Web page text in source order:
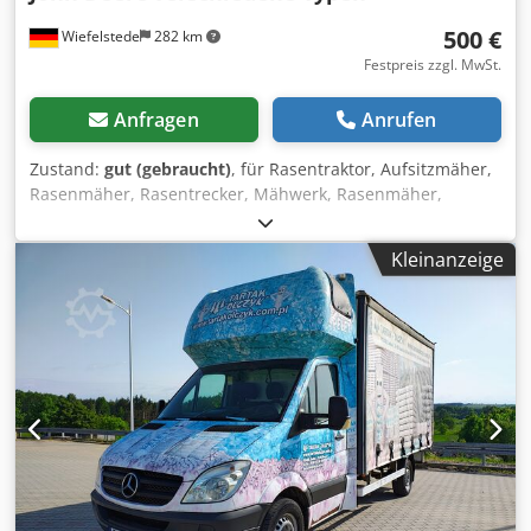
Software: Optimierer QUALITÄTSMASCHINEN AUS
AUSTRALISCHER PRODUKTION.
Wiefelstede 282 km 500 €
Festpreis zzgl. MwSt.
Anfragen Anrufen
Zustand: gut (gebraucht), für Rasentraktor, Aufsitzmäher,
Rasenmäher, Rasentrecker, Mähwerk, Rasenmäher,
Mähbalken, Scheibenmähwerk -Rasenmähermesser: 48
Stück -Typen: unterschiedlich Chjdpfeb A R Uhjx Ap Hea -
Paket: komplett -Preis:komplett -Gewicht: 120 kgKleinanzeige